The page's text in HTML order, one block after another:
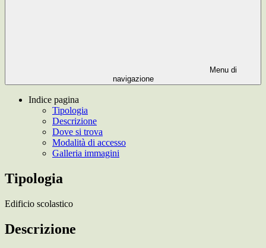
Menu di
navigazione
Indice pagina
Tipologia
Descrizione
Dove si trova
Modalità di accesso
Galleria immagini
Tipologia
Edificio scolastico
Descrizione